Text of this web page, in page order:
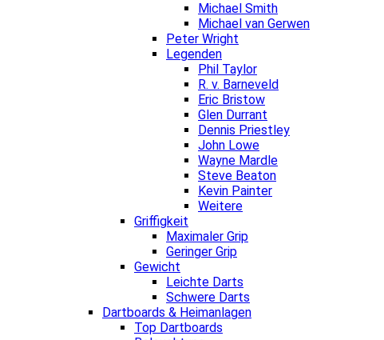
Michael Smith
Michael van Gerwen
Peter Wright
Legenden
Phil Taylor
R. v. Barneveld
Eric Bristow
Glen Durrant
Dennis Priestley
John Lowe
Wayne Mardle
Steve Beaton
Kevin Painter
Weitere
Griffigkeit
Maximaler Grip
Geringer Grip
Gewicht
Leichte Darts
Schwere Darts
Dartboards & Heimanlagen
Top Dartboards